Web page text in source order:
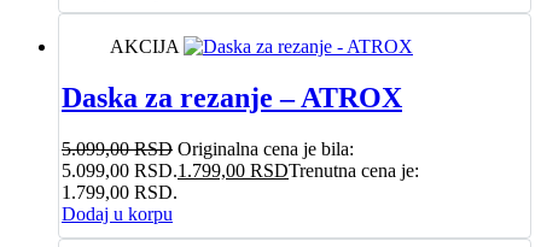
AKCIJA
Daska za rezanje – ATROX
5.099,00RSD Originalna cena je bila:
5.099,00 RSD.1.799,00 RSDTrenutna cena je:
1.799,00 RSD.
Dodaj u korpu